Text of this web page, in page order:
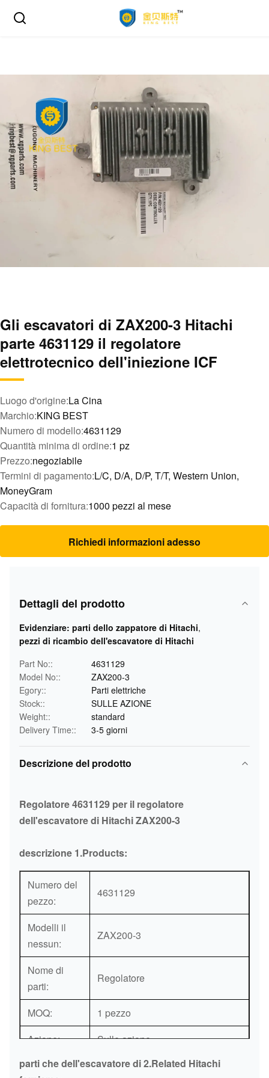
Gli escavatori di ZAX200-3 Hitachi
parte 4631129 il regolatore
elettrotecnico dell'iniezione ICF
Luogo d'origine:La Cina
Marchio:KING BEST
Numero di modello:4631129
Quantità minima di ordine:1 pz
Prezzo:negoziabile
Termini di pagamento:L/C, D/A, D/P, T/T, Western Union,
MoneyGram
Capacità di fornitura:1000 pezzi al mese
Richiedi informazioni adesso
Dettagli del prodotto
Evidenziare: parti dello zappatore di Hitachi,
pezzi di ricambio dell'escavatore di Hitachi
Part No::
4631129
Model No::
ZAX200-3
Egory::
Parti elettriche
Stock::
SULLE AZIONE
Weight::
standard
Delivery Time::
3-5 giorni
Descrizione del prodotto
Regolatore 4631129 per il regolatore
dell'escavatore di Hitachi ZAX200-3
descrizione 1.Products:
Numero del
pezzo:
4631129
Modelli il
nessun:
ZAX200-3
Nome di
parti:
Regolatore
MOQ:
1 pezzo
Azione:
Sulle azione
Garanzia:
3 mesi/6 mesi
parti che dell'escavatore di 2.Related Hitachi